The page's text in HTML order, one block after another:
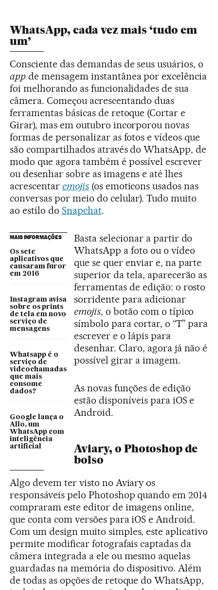
WhatsApp, cada vez mais ‘tudo em
um’
Consciente das demandas de seus usuários, o
appde mensagem instantânea por excelência
foi melhorando as funcionalidades de sua
câmera. Começou acrescentando duas
ferramentas básicas de retoque (Cortar e
Girar), mas em outubro incorporou novas
formas de personalizar as fotos e vídeos que
são compartilhados através do WhatsApp, de
modo que agora também é possível escrever
ou desenhar sobre as imagens e até lhes
acrescentar emojis(os emoticons usados nas
conversas por meio do celular). Tudo muito
ao estilo do Snapchat.
MAIS INFORMAÇÕES
Os sete
aplicativos que
causaram furor
em 2016
Instagram avisa
sobre os prints
de tela em novo
serviço de
mensagens
Whatsapp é o
serviço de
videochamadas
que mais
consome
dados?
Google lança o
Allo, um
WhatsApp com
inteligência
artificial
Basta selecionar a partir do
WhatsApp a foto ou o vídeo
que se quer enviar e, na parte
superior da tela, aparecerão as
ferramentas de edição: o rosto
sorridente para adicionar
emojis, o botão com o típico
símbolo para cortar, o “T” para
escrever e o lápis para
desenhar. Claro, agora já não é
possível girar a imagem.
As novas funções de edição
estão disponíveis para iOS e
Android.
Aviary, o Photoshop de
bolso
Algo devem ter visto no Aviary os
responsáveis pelo Photoshop quando em 2014
compraram este editor de imagens online,
que conta com versões para iOS e Android.
Com um design muito simples, este aplicativo
permite modificar fotografais captadas da
câmera integrada a ele ou mesmo aquelas
guardadas na memória do dispositivo. Além
de todas as opções de retoque do WhatsApp,